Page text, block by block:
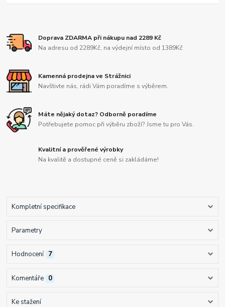
Doprava ZDARMA při nákupu nad 2289 Kč
Na adresu od 2289Kč, na výdejní místo od 1389Kč
Kamenná prodejna ve Strážnici
Navštivte nás, rádi Vám poradíme s výběrem.
Máte nějaký dotaz? Odborně poradíme
Potřebujete pomoc při výběru zboží? Jsme tu pro Vás.
Kvalitní a prověřené výrobky
Na kvalitě a dostupné ceně si zakládáme!
Kompletní specifikace
Parametry
Hodnocení 7
Komentáře 0
Ke stažení